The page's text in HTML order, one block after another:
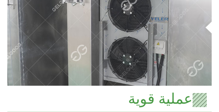
عملية قوية